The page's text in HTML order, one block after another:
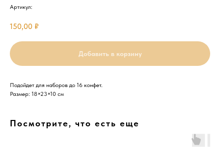
Артикул:
150,00 ₽
Добавить в корзину
Подойдет для наборов до 16 конфет.
Размер: 18×23×10 см
Посмотрите, что есть еще